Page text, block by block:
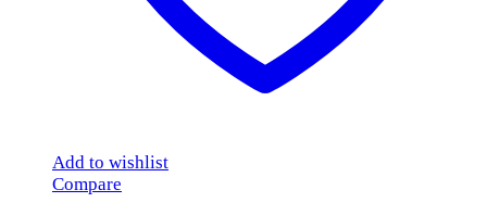
Add to wishlist
Compare